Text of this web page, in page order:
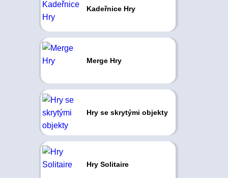
Kadeřnice Hry
Merge Hry
Hry se skrytými objekty
Hry Solitaire